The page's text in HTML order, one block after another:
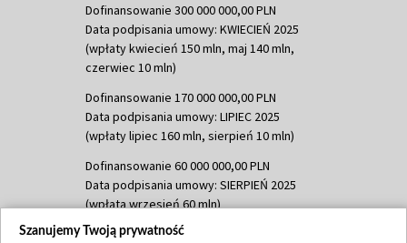
Dofinansowanie 300 000 000,00 PLN
Data podpisania umowy: KWIECIEŃ 2025
(wpłaty kwiecień 150 mln, maj 140 mln,
czerwiec 10 mln)
Dofinansowanie 170 000 000,00 PLN
Data podpisania umowy: LIPIEC 2025
(wpłaty lipiec 160 mln, sierpień 10 mln)
Dofinansowanie 60 000 000,00 PLN
Data podpisania umowy: SIERPIEŃ 2025
(wpłata wrzesień 60 mln)
Dofinansowanie 635 783 051,21 PLN
Szanujemy Twoją prywatność